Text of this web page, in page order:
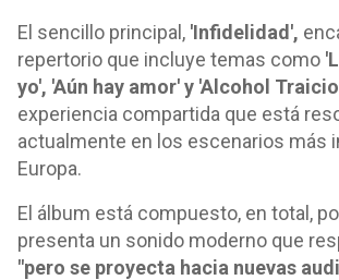
El sencillo principal, 'Infidelidad',
repertorio que incluye temas como
yo', 'Aún hay amor' y 'Alcohol
experiencia compartida que está
actualmente en los escenarios más
Europa.
El álbum está compuesto, en total,
presenta un sonido moderno que
"pero se proyecta hacia nuevas